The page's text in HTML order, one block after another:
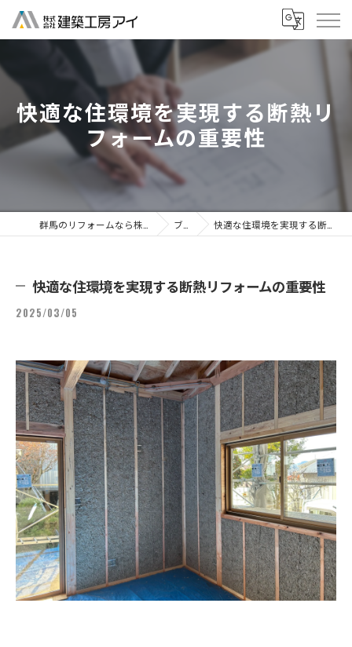
快適な住環境を実現する断熱リ
フォームの重要性
ブログ 快適な住環境を実現する断熱リフォームの重要性
快適な住環境を実現する断熱リフォームの重要性
2025/03/05